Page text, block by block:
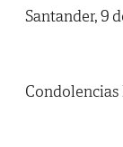
Santander, 9